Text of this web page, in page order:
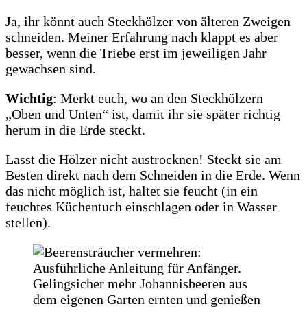
Ja, ihr könnt auch Steckhölzer von älteren Zweigen
schneiden. Meiner Erfahrung nach klappt es aber
besser, wenn die Triebe erst im jeweiligen Jahr
gewachsen sind.
Wichtig: Merkt euch, wo an den Steckhölzern
„Oben und Unten“ ist, damit ihr sie später richtig
herum in die Erde steckt.
Lasst die Hölzer nicht austrocknen! Steckt sie am
Besten direkt nach dem Schneiden in die Erde. Wenn
das nicht möglich ist, haltet sie feucht (in ein
feuchtes Küchentuch einschlagen oder in Wasser
stellen).